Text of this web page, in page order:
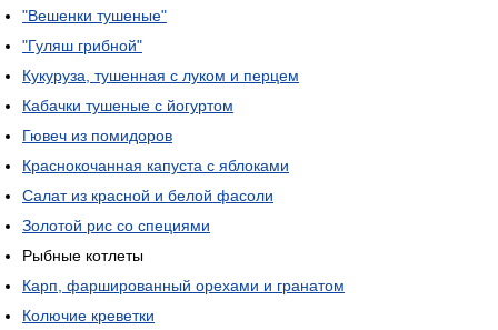
"Вешенки тушеные"
"Гуляш грибной"
Кукуруза, тушенная с луком и перцем
Кабачки тушеные с йогуртом
Гювеч из помидоров
Краснокочанная капуста с яблоками
Салат из красной и белой фасоли
Золотой рис со специями
Рыбные котлеты
Карп, фаршированный орехами и гранатом
Колючие креветки